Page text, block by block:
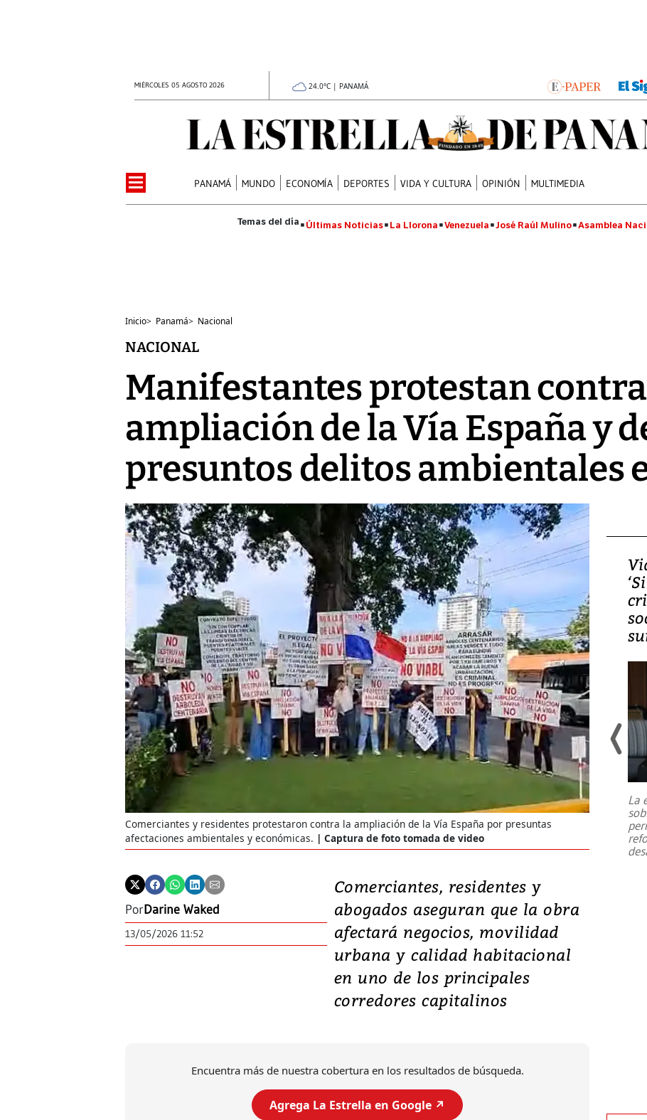
MIÉRCOLES 05 AGOSTO 2026 24.0°C | PANAMÁ
PANAMÁ MUNDO ECONOMÍA DEPORTES VIDA Y CULTURA OPINIÓN MULTIMEDIA
Últimas Noticias La Llorona Venezuela José Raúl Mulino Asamblea
Inicio> Panamá> Nacional
NACIONAL
Manifestantes protestan contra
ampliación de la Vía España y
presuntos delitos ambientales
Comerciantes y residentes protestaron contra la ampliación de la Vía España por presuntas
afectaciones ambientales y económicas.
Captura de foto tomada de video
PorDarine Waked
13/05/2026 11:52
Comerciantes, residentes y
abogados aseguran que la obra
afectará negocios, movilidad
urbana y calidad habitacional
en uno de los principales
corredores capitalinos
Encuentra más de nuestra cobertura en los resultados de búsqueda.
Agrega La Estrella en Google ↗️
Video, Japón: Terremoto
deja heridos y graves
daños en Kumamoto
Un fuerte terremoto de magnitud
7,1 se registró este martes 28 de
julio en la prefectura de Kumamoto,
al sur de Japón, provocando una
emergencia de gran...
La